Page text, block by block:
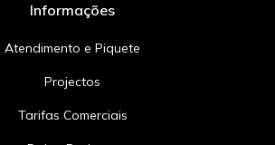
Informações
Atendimento e Piquete
Projectos
Tarifas Comerciais